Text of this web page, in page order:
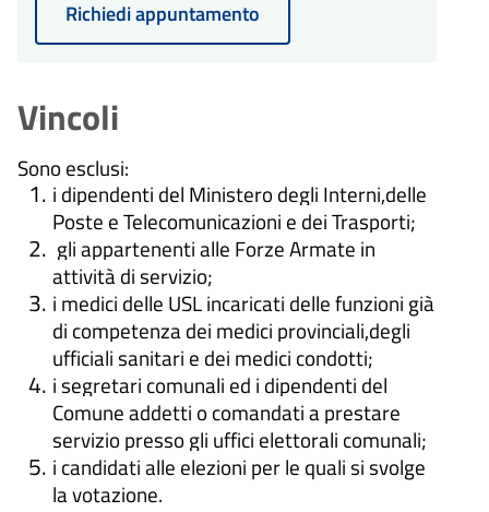
di 30 giorni dalla presentazione
dell'istanza.
Richiedi appuntamento
Vincoli
Sono esclusi:
i dipendenti del Ministero degli Interni,delle
Poste e Telecomunicazioni e dei Trasporti;
gli appartenenti alle Forze Armate in
attività di servizio;
i medici delle USL incaricati delle funzioni già
di competenza dei medici provinciali,degli
ufficiali sanitari e dei medici condotti;
i segretari comunali ed i dipendenti del
Comune addetti o comandati a prestare
servizio presso gli uffici elettorali comunali;
i candidati alle elezioni per le quali si svolge
la votazione.